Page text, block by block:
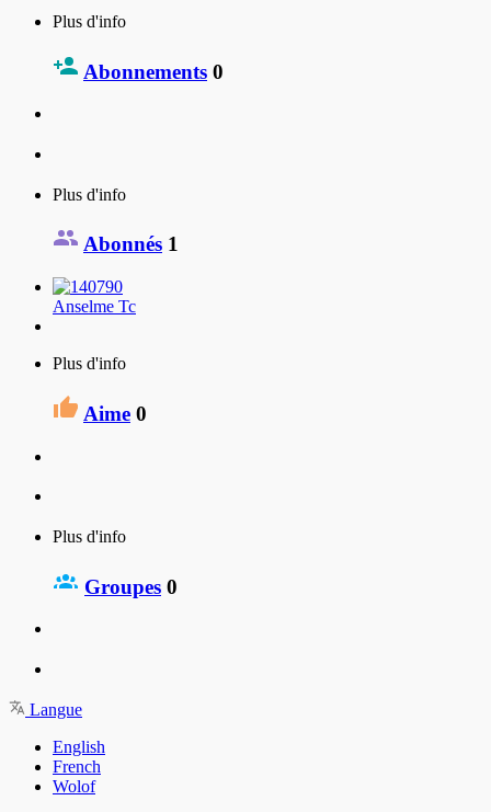
Plus d'info
Abonnements 0
Plus d'info
Abonnés 1
Anselme Tc
Plus d'info
Aime 0
Plus d'info
Groupes 0
Langue
English
French
Wolof